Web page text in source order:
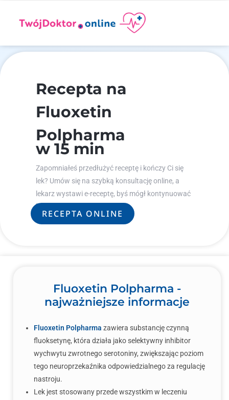
Recepta na
Fluoxetin
Polpharma
w 15 min
Zapomniałeś przedłużyć receptę i kończy Ci się
lek? Umów się na szybką konsultację online, a
lekarz wystawi e-receptę, byś mógł kontynuować
leczenie.
RECEPTA ONLINE
Fluoxetin Polpharma -
najważniejsze informacje
Fluoxetin Polpharma zawiera substancję czynną
fluoksetynę, która działa jako selektywny inhibitor
wychwytu zwrotnego serotoniny, zwiększając poziom
tego neuroprzekaźnika odpowiedzialnego za regulację
nastroju.
Lek jest stosowany przede wszystkim w leczeniu